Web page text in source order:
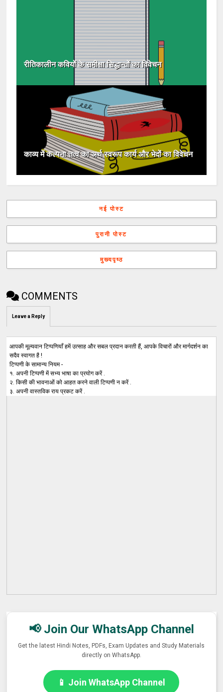
रीतिकालीन कवियों के समीक्षा सिद्धान्तों का विवेचन
काव्य में कल्पना तत्व का अर्थ स्वरूप कार्य और भेदों का विवेचन
नई पोस्ट
पुरानी पोस्ट
मुख्यपृष्ठ
COMMENTS
Leave a Reply
आपकी मूल्यवान टिप्पणियाँ हमें उत्साह और सबल प्रदान करती हैं, आपके विचारों और मार्गदर्शन का
सदैव स्वागत है !
टिप्पणी के सामान्य नियम -
१. अपनी टिप्पणी में सभ्य भाषा का प्रयोग करें .
२. किसी की भावनाओं को आहत करने वाली टिप्पणी न करें .
३. अपनी वास्तविक राय प्रकट करें .
📢 Join Our WhatsApp Channel
Get the latest Hindi Notes, PDFs, Exam Updates and Study Materials
directly on WhatsApp.
📱 Join WhatsApp Channel